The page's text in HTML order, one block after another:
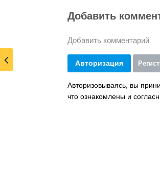
Добавить
Добавить комментарий
Авторизация
Авторизовываясь, вы
что ознакомлены и